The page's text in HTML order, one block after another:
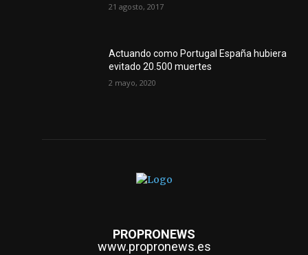
21 agosto, 2017
Actuando como Portugal España hubiera
evitado 20.500 muertes
2 mayo, 2020
PROPRONEWS
www.propronews.es